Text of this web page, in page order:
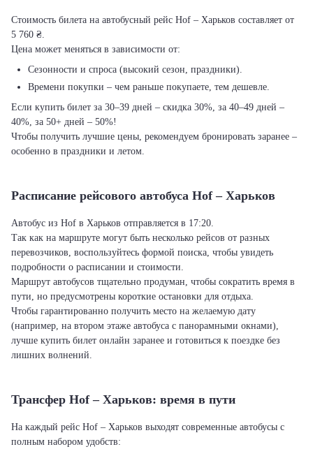
Стоимость билета на автобусный рейс Hof – Харьков составляет от
5 760 ₴.
Цена может меняться в зависимости от:
Сезонности и спроса (высокий сезон, праздники).
Времени покупки – чем раньше покупаете, тем дешевле.
Если купить билет за 30–39 дней – скидка 30%, за 40–49 дней –
40%, за 50+ дней – 50%!
Чтобы получить лучшие цены, рекомендуем бронировать заранее –
особенно в праздники и летом.
Расписание рейсового автобуса Hof – Харьков
Автобус из Hof в Харьков отправляется в 17:20.
Так как на маршруте могут быть несколько рейсов от разных
перевозчиков, воспользуйтесь формой поиска, чтобы увидеть
подробности о расписании и стоимости.
Маршрут автобусов тщательно продуман, чтобы сократить время в
пути, но предусмотрены короткие остановки для отдыха.
Чтобы гарантированно получить место на желаемую дату
(например, на втором этаже автобуса с панорамными окнами),
лучше купить билет онлайн заранее и готовиться к поездке без
лишних волнений.
Трансфер Hof – Харьков: время в пути
На каждый рейс Hof – Харьков выходят современные автобусы с
полным набором удобств: